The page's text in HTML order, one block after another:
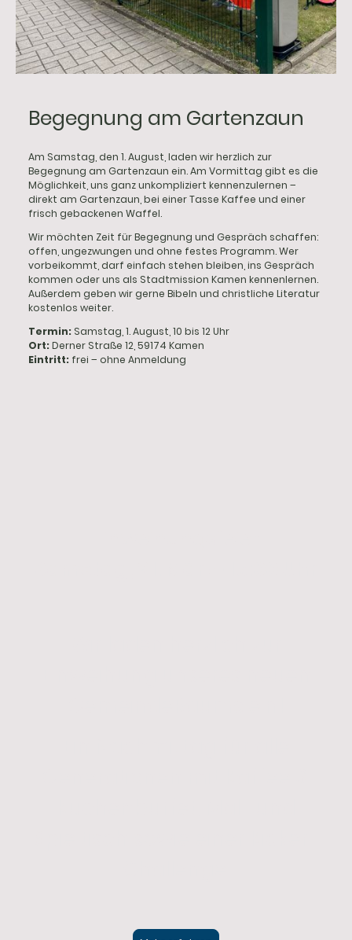
Begegnung am Gartenzaun
Am Samstag, den 1. August, laden wir herzlich zur
Begegnung am Gartenzaun ein. Am Vormittag gibt es die
Möglichkeit, uns ganz unkompliziert kennenzulernen –
direkt am Gartenzaun, bei einer Tasse Kaffee und einer
frisch gebackenen Waffel.
Wir möchten Zeit für Begegnung und Gespräch schaffen:
offen, ungezwungen und ohne festes Programm. Wer
vorbeikommt, darf einfach stehen bleiben, ins Gespräch
kommen oder uns als Stadtmission Kamen kennenlernen.
Außerdem geben wir gerne Bibeln und christliche Literatur
kostenlos weiter.
Termin: Samstag, 1. August, 10 bis 12 Uhr
Ort:Derner Straße 12, 59174 Kamen
Eintritt: frei – ohne Anmeldung